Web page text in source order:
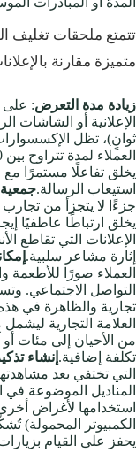
تتمتع ملحقات تغليف
متميزة مقارنة
زيادة مدة التعرض: على
ثوانٍ)، تظل
يخلق تفاعلًا مستمرًا مع
استيعاب الرسالة.
جزءًا لا يتجزأ من
يخلق ارتباطًا عاطفيًا
الإعلانات التي تقاطع
إثارة مشاعر سلبية.
العملاء صورًا
التواصل الاجتماعي.
تجارية والظاهرة في
العلامة التجارية
من الأحيان إلى مئات
تكلفة إضافية. إنشاء
التي تختفي بعد
المناديل الموضوعة في
استخدامها لأغراض
الكمبيوتر المحمولة)
يحفز على القيام